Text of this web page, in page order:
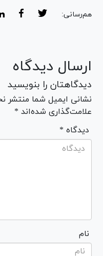
هم‌رسانی:
ارسال دیدگاه
دیدگاهتان را بنویسید
نشانی ایمیل شما منتشر
علامت‌گذاری شده‌اند *
* دیدگاه
نام